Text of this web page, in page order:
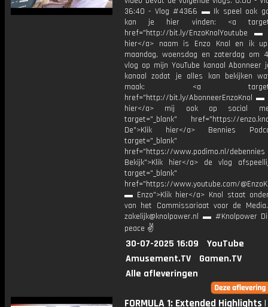
36:40 - Vlog #4366 ▬ Ik speel ook
kan je hier vinden: <a
href="http://bit.ly/EnzoKnolYoutube ▬
hier</a> naam is Enzo Knol en ik
maandag, woensdag en zaterdag om
vlog op mijn YouTube kanaal Abonneer
kanaal zodat je alles kan bekijken
maak: <a
href="http://bit.ly/AbonneerEnzoKnol ▬
hier</a> mij ook op social
target="_blank" href="https://
De">Klik hier</a> Bennies
target="_blank"
href="https://www.podimo.nl/debennies
Bekijk">Klik hier</a> de vlog
target="_blank"
href="https://www.youtube.com/
▬ Enzo">Klik hier</a> Knol staat
van het Commissariaat voor de
zakelijk@knolpower.nl ▬ #Knolpower
peace ✌
30-07-2025 16:09
YouTube
Amusement.TV
Gamen.TV
Alle afleveringen
FORMULA 1: Extended Highlights